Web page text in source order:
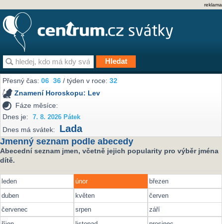
reklama
Přesný čas:06 36 / týden v roce:32
Znamení Horoskopu: Lev
Fáze měsíce:
Dnes je:
7. 8. 2026 Pátek
Dnes má svátek: Lada
Jmenný seznam podle abecedy
Abecední seznam jmen, včetně jejich popularity pro výběr jména
dítě.
leden únor
březen
duben
květen
červen
červenec
srpen
září